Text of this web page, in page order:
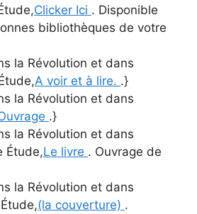
Clicker Ici . Disponible
bibliothèques de votre
la Révolution et dans
A voir et à lire. .}
la Révolution et dans
.}
la Révolution et dans
Étude,Le livre . Ouvrage de
la Révolution et dans
(la couverture) .